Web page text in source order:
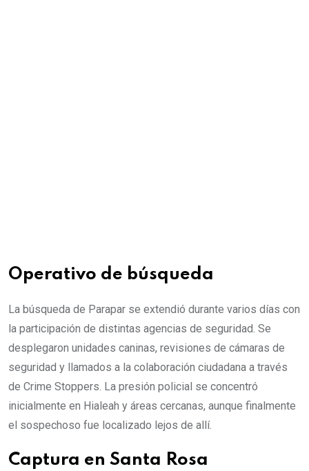
Operativo de búsqueda
La búsqueda de Parapar se extendió durante varios días con
la participación de distintas agencias de seguridad. Se
desplegaron unidades caninas, revisiones de cámaras de
seguridad y llamados a la colaboración ciudadana a través
de Crime Stoppers. La presión policial se concentró
inicialmente en Hialeah y áreas cercanas, aunque finalmente
el sospechoso fue localizado lejos de allí.
Captura en Santa Rosa